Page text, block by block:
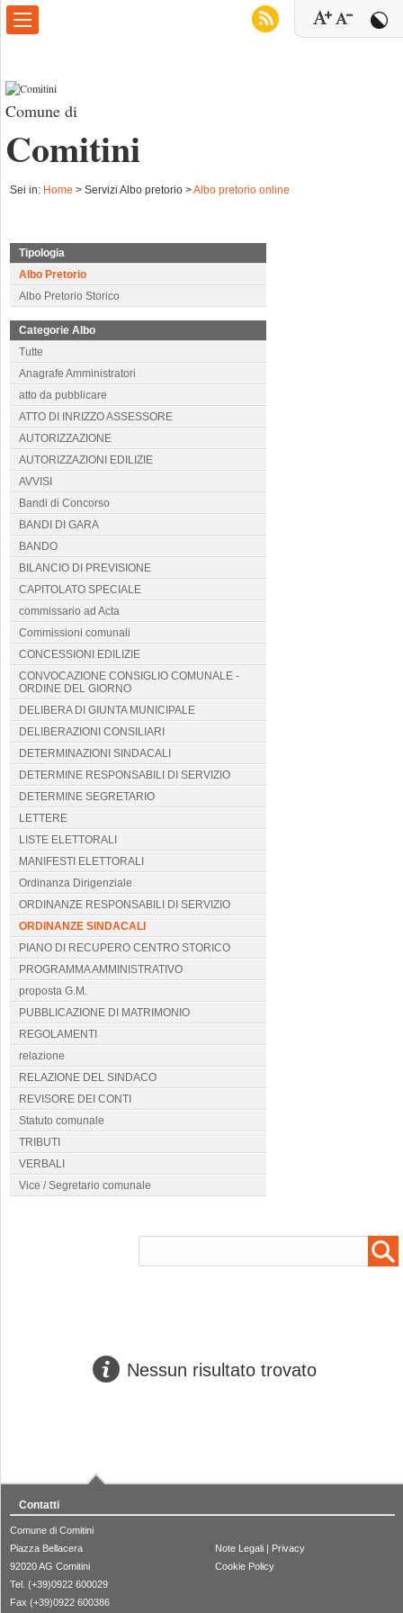
Comune di
Comitini
Sei in: Home > Servizi Albo pretorio >Albo pretorio online
Tipologia
Albo Pretorio
Albo Pretorio Storico
Categorie Albo
Tutte
Anagrafe Amministratori
atto da pubblicare
ATTO DI INRIZZO ASSESSORE
AUTORIZZAZIONE
AUTORIZZAZIONI EDILIZIE
AVVISI
Bandi di Concorso
BANDI DI GARA
BANDO
BILANCIO DI PREVISIONE
CAPITOLATO SPECIALE
commissario ad Acta
Commissioni comunali
CONCESSIONI EDILIZIE
CONVOCAZIONE CONSIGLIO COMUNALE -
ORDINE DEL GIORNO
DELIBERA DI GIUNTA MUNICIPALE
DELIBERAZIONI CONSILIARI
DETERMINAZIONI SINDACALI
DETERMINE RESPONSABILI DI SERVIZIO
DETERMINE SEGRETARIO
LETTERE
LISTE ELETTORALI
MANIFESTI ELETTORALI
Ordinanza Dirigenziale
ORDINANZE RESPONSABILI DI SERVIZIO
ORDINANZE SINDACALI
PIANO DI RECUPERO CENTRO STORICO
PROGRAMMA AMMINISTRATIVO
proposta G.M.
PUBBLICAZIONE DI MATRIMONIO
REGOLAMENTI
relazione
RELAZIONE DEL SINDACO
REVISORE DEI CONTI
Statuto comunale
TRIBUTI
VERBALI
Vice / Segretario comunale
Nessun risultato trovato
Contatti
Comune di Comitini
Piazza Bellacera
92020 AG Comitini
Tel. (+39)0922 600029
Fax (+39)0922 600386
Note Legali | Privacy
Cookie Policy